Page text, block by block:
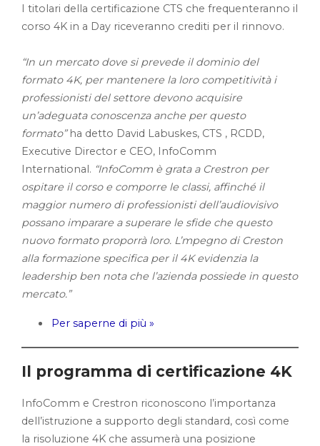
I titolari della certificazione CTS che frequenteranno il
corso 4K in a Day riceveranno crediti per il rinnovo.
“In un mercato dove si prevede il dominio del
formato 4K, per mantenere la loro competitività i
professionisti del settore devono acquisire
un’adeguata conoscenza anche per questo
formato” ha detto David Labuskes, CTS , RCDD,
Executive Director e CEO, InfoComm
International. “InfoComm è grata a Crestron per
ospitare il corso e comporre le classi, affinché il
maggior numero di professionisti dell’audiovisivo
possano imparare a superare le sfide che questo
nuovo formato proporrà loro. L’mpegno di Creston
alla formazione specifica per il 4K evidenzia la
leadership ben nota che l’azienda possiede in questo
mercato.”
Per saperne di più »
Il programma di certificazione 4K
InfoComm e Crestron riconoscono l’importanza
dell’istruzione a supporto degli standard, così come
la risoluzione 4K che assumerà una posizione